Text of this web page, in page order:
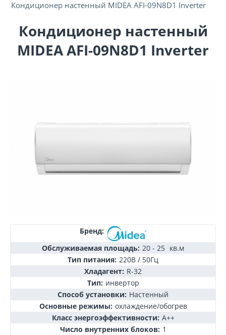
Кондиционер настенный MIDEA AFI-09N8D1 Inverter
Кондиционер настенный
MIDEA AFI-09N8D1 Inverter
Бренд:
Обслуживаемая площадь: 20 - 25 кв.м
Тип питания: 220В / 50Гц
Хладагент: R-32
Тип: инвертор
Способ установки: Настенный
Основные режимы: охлаждение/обогрев
Класс энергоэффективности: А++
Число внутренних блоков: 1